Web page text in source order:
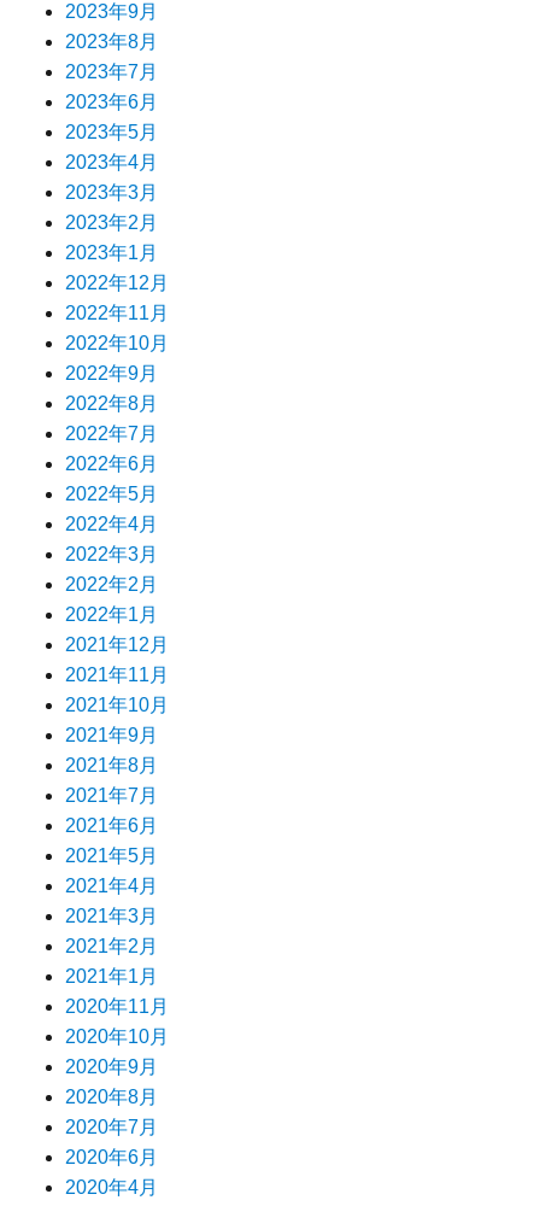
2023年9月
2023年8月
2023年7月
2023年6月
2023年5月
2023年4月
2023年3月
2023年2月
2023年1月
2022年12月
2022年11月
2022年10月
2022年9月
2022年8月
2022年7月
2022年6月
2022年5月
2022年4月
2022年3月
2022年2月
2022年1月
2021年12月
2021年11月
2021年10月
2021年9月
2021年8月
2021年7月
2021年6月
2021年5月
2021年4月
2021年3月
2021年2月
2021年1月
2020年11月
2020年10月
2020年9月
2020年8月
2020年7月
2020年6月
2020年4月